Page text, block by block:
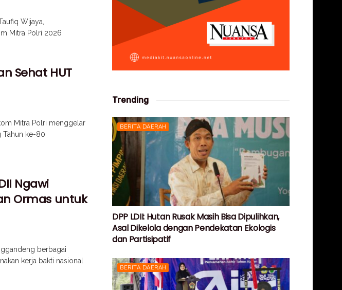
Wijaya,
Mitra Polri 2026
Sehat HUT
Mitra Polri menggelar
Tahun ke-80
Ngawi
Ormas untuk
berbagai
kerja bakti nasional
Trending
BERITA DAERAH
DPP LDII: Hutan Rusak Masih Bisa Dipulihkan,
Asal Dikelola dengan Pendekatan Ekologis
dan Partisipatif
BERITA DAERAH